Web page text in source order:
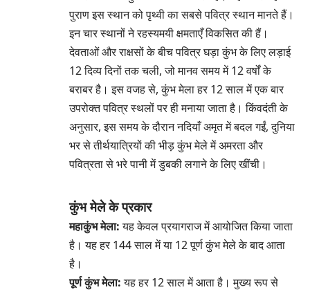
पुराण इस स्थान को पृथ्वी का सबसे पवित्र स्थान मानते हैं।
इन चार स्थानों ने रहस्यमयी क्षमताएँ विकसित की हैं।
देवताओं और राक्षसों के बीच पवित्र घड़ा कुंभ के लिए लड़ाई
12 दिव्य दिनों तक चली, जो मानव समय में 12 वर्षों के
बराबर है। इस वजह से, कुंभ मेला हर 12 साल में एक बार
उपरोक्त पवित्र स्थलों पर ही मनाया जाता है। किंवदंती के
अनुसार, इस समय के दौरान नदियाँ अमृत में बदल गईं, दुनिया
भर से तीर्थयात्रियों की भीड़ कुंभ मेले में अमरता और
पवित्रता से भरे पानी में डुबकी लगाने के लिए खींची।
कुंभ मेले के प्रकार
महाकुंभ मेला: यह केवल प्रयागराज में आयोजित किया जाता
है। यह हर 144 साल में या 12 पूर्ण कुंभ मेले के बाद आता
है।
पूर्ण कुंभ मेला:यह हर 12 साल में आता है। मुख्य रूप से